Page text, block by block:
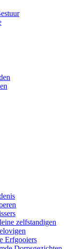
zelfstandigen
Erfgooiers